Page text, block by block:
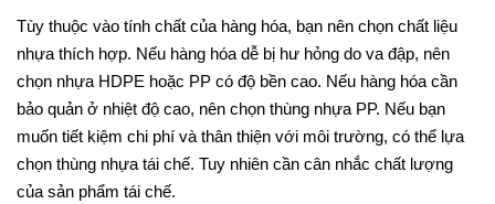
Tùy thuộc vào tính chất của hàng hóa, bạn nên chọn chất liệu
nhựa thích hợp. Nếu hàng hóa dễ bị hư hỏng do va đập, nên
chọn nhựa HDPE hoặc PP có độ bền cao. Nếu hàng hóa cần
bảo quản ở nhiệt độ cao, nên chọn thùng nhựa PP. Nếu bạn
muốn tiết kiệm chi phí và thân thiện với môi trường, có thể lựa
chọn thùng nhựa tái chế. Tuy nhiên cần cân nhắc chất lượng
của sản phẩm tái chế.